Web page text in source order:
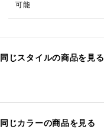
可能
同じスタイルの商品を見る
同じカラーの商品を見る